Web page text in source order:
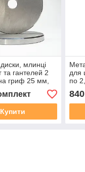
млинці
та гантелей 2
гриф 25 мм,
Купити
для
по
840